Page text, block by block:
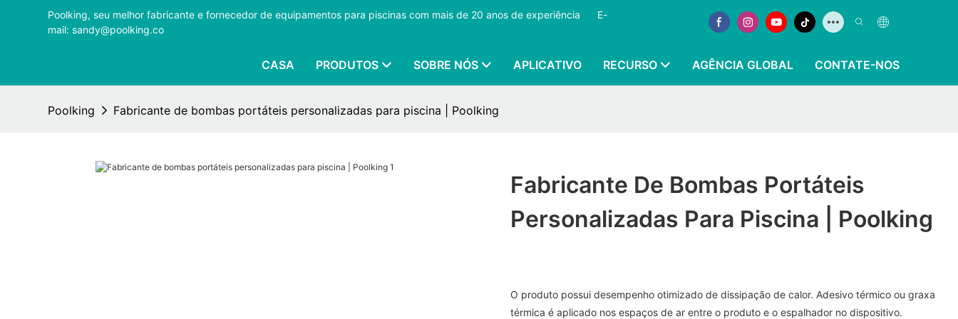
Poolking, seu melhor fabricante e fornecedor de equipamentos para piscinas com mais de 20 anos de experiência
E-
mail: sandy@poolking.co
CASA PRODUTOS SOBRE NÓS APLICATIVO RECURSO AGÊNCIA GLOBAL CONTATE-NOS
Poolking Fabricante de bombas portáteis personalizadas para piscina | Poolking
Fabricante De Bombas Portáteis
Personalizadas Para Piscina | Poolking
O produto possui desempenho otimizado de dissipação de calor. Adesivo térmico ou graxa
térmica é aplicado nos espaços de ar entre o produto e o espalhador no dispositivo.